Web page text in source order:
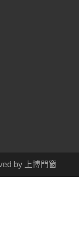
by 上博門窗